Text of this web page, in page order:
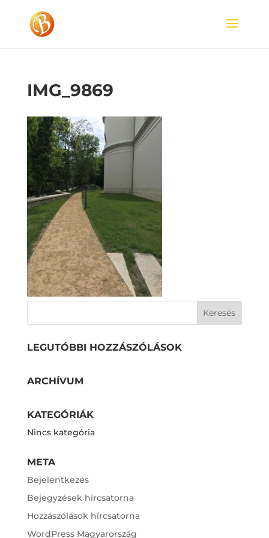
IMG_9869
LEGUTÓBBI HOZZÁSZÓLÁSOK
ARCHÍVUM
KATEGÓRIÁK
Nincs kategória
META
Bejelentkezés
Bejegyzések hírcsatorna
Hozzászólások hírcsatorna
WordPress Magyarország